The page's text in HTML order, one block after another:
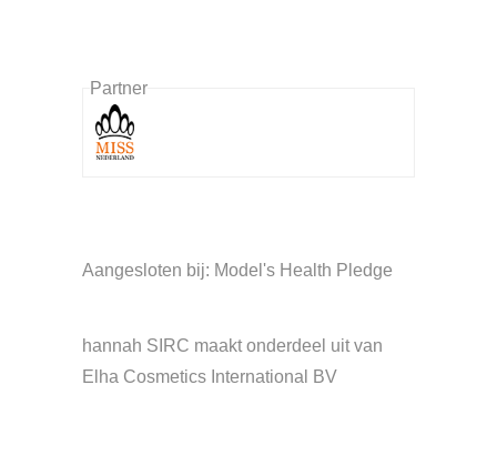
Partner
Aangesloten bij: Model's Health Pledge
hannah SIRC maakt onderdeel uit van
Elha Cosmetics International BV